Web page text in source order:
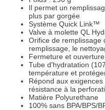
Il permet un
plus par gorgée
Système Quick Link™
Valve à molette QL
Orifice de remplissage
remplissage, le
Fermeture et
Tube d'hydratation
température et
Répond aux
résistance à la
Matière Polyurethane
100% sans BPA/BPS/